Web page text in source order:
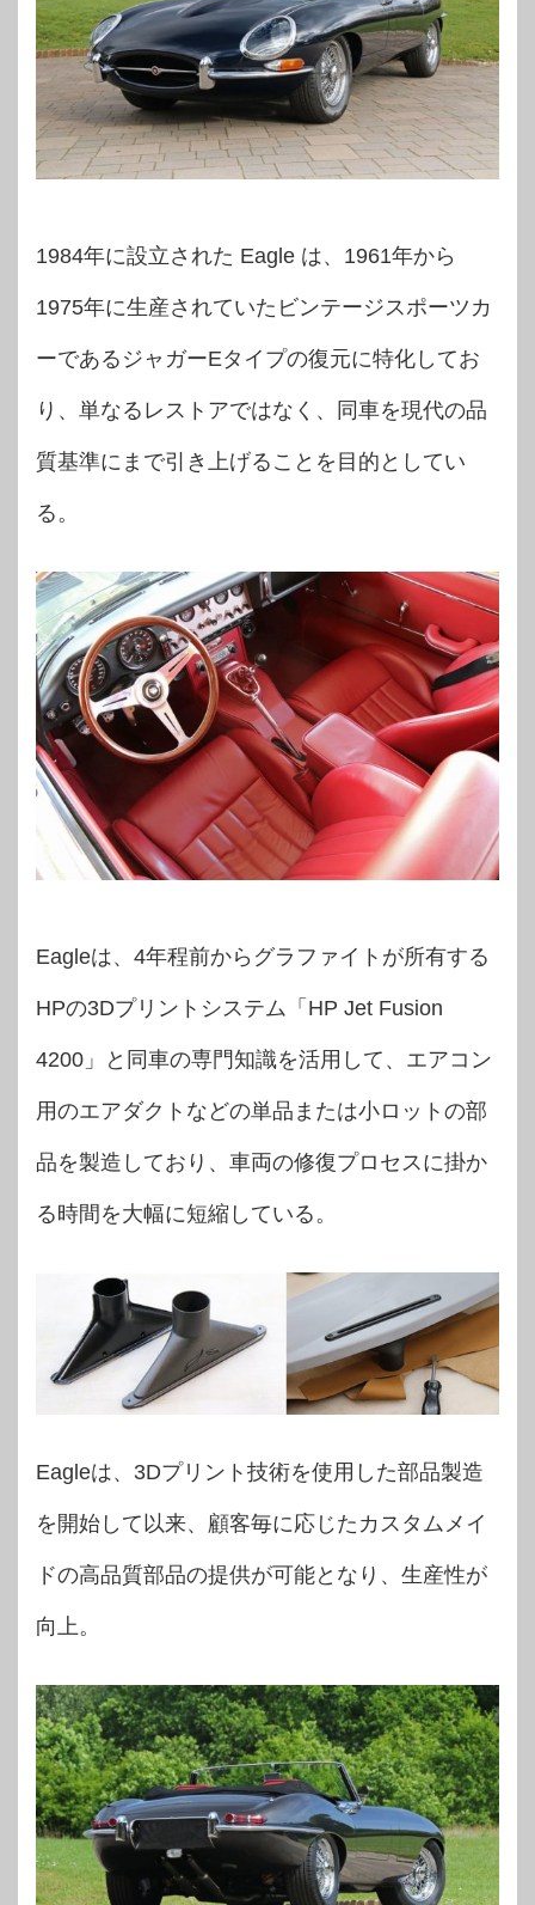
1984年に設立された Eagle は、1961年から
1975年に生産されていたビンテージスポーツカ
ーであるジャガーEタイプの復元に特化してお
り、単なるレストアではなく、同車を現代の品
質基準にまで引き上げることを目的としてい
る。
Eagleは、4年程前からグラファイトが所有する
HPの3Dプリントシステム「HP Jet Fusion
4200」と同車の専門知識を活用して、エアコン
用のエアダクトなどの単品または小ロットの部
品を製造しており、車両の修復プロセスに掛か
る時間を大幅に短縮している。
Eagleは、3Dプリント技術を使用した部品製造
を開始して以来、顧客毎に応じたカスタムメイ
ドの高品質部品の提供が可能となり、生産性が
向上。